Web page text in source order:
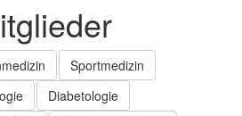
Sportmedizin
Diabetologie